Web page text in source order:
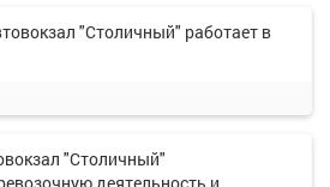
"Столичный" работает в
"Столичный"